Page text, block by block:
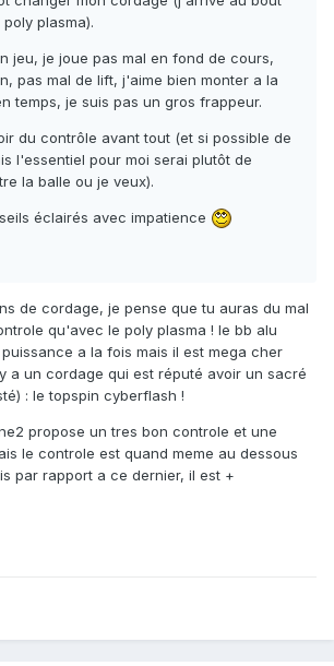
plasma).
jeu, je joue pas mal en fond de cours,
pas mal de lift, j'aime bien monter a la
temps, je suis pas un gros frappeur.
du contrôle avant tout (et si possible de
l'essentiel pour moi serai plutôt de
la balle ou je veux).
éclairés avec impatience
de cordage, je pense que tu auras du mal
qu'avec le poly plasma ! le bb alu
a la fois mais il est mega cher
a un cordage qui est réputé avoir un sacré
: le topspin cyberflash !
propose un tres bon controle et une
le controle est quand meme au dessous
par rapport a ce dernier, il est +